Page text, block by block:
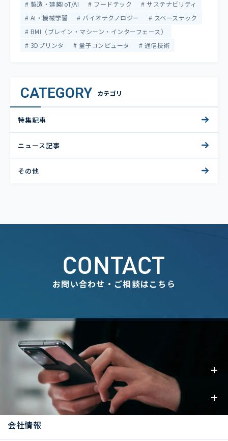
製造・建築IoT/AI
フードテック
サステナビリティ
AI・機械学習
バイオテクノロジー
スペーステック
BMI（ブレイン・マシーン・インターフェース）
3Dプリンタ
量子コンピュータ 通信技術
CATEGORY カテゴリ
特集記事
ニュース記事
その他
CONTACT
お問い合わせ・ご相談はこちら
事業内容
お知らせ
会社情報